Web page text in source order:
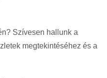
Szívesen hallunk a
megtekintéséhez és a